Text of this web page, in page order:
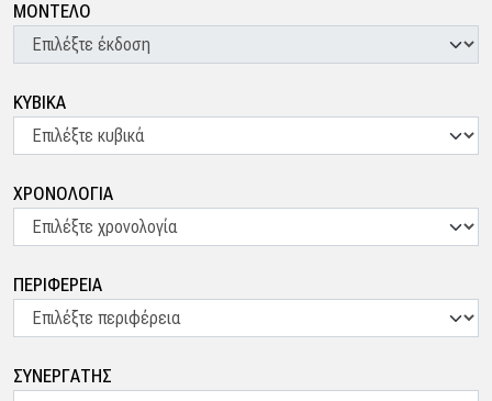
ΜΟΝΤΕΛΟ
ΚΥΒΙΚΑ
ΧΡΟΝΟΛΟΓΙΑ
ΠΕΡΙΦΕΡΕΙΑ
ΣΥΝΕΡΓΑΤΗΣ